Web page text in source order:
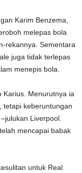
Karim Benzema,
melepas bola
rekannya. Sementara
juga tidak terlepas
menepis bola.
Karius. Menurutnya ia
tetapi keberuntungan
Liverpool.
mencapai babak
untuk Real